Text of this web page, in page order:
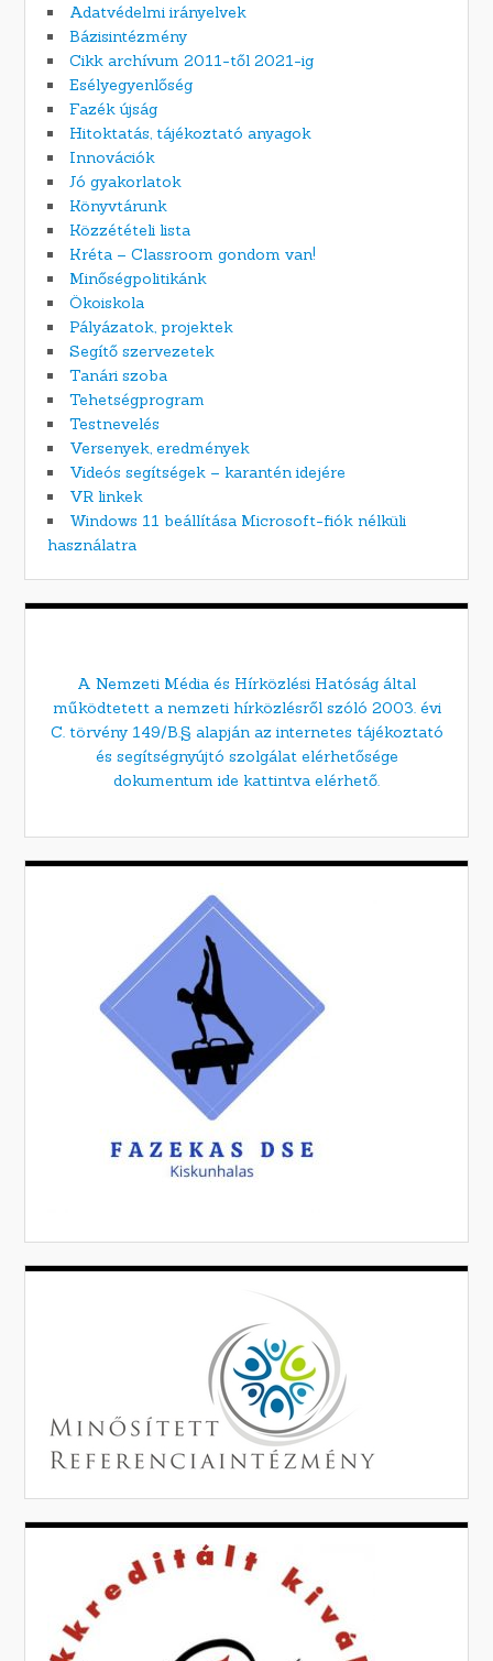
Adatvédelmi irányelvek
Bázisintézmény
Cikk archívum 2011-től 2021-ig
Esélyegyenlőség
Fazék újság
Hitoktatás, tájékoztató anyagok
Innovációk
Jó gyakorlatok
Könyvtárunk
Közzétételi lista
Kréta – Classroom gondom van!
Minőségpolitikánk
Ökoiskola
Pályázatok, projektek
Segítő szervezetek
Tanári szoba
Tehetségprogram
Testnevelés
Versenyek, eredmények
Videós segítségek – karantén idejére
VR linkek
Windows 11 beállítása Microsoft-fiók nélküli
használatra
A Nemzeti Média és Hírközlési Hatóság által
működtetett a nemzeti hírközlésről szóló 2003. évi
C. törvény 149/B.§ alapján az internetes tájékoztató
és segítségnyújtó szolgálat elérhetősége
dokumentum ide kattintva elérhető.